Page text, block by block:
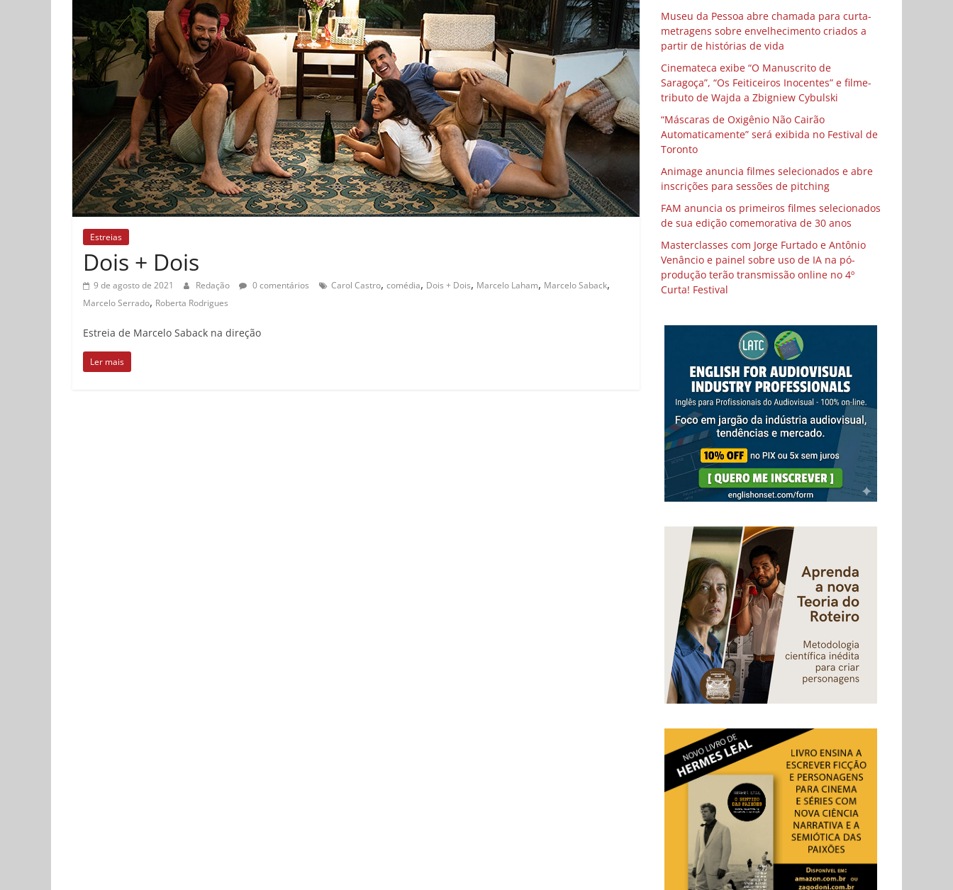
Estreias
Dois + Dois
9 de agosto de 2021 Redação 0 comentários Carol Castro, comédia, Dois + Dois, Marcelo Laham, Marcelo Saback,
Marcelo Serrado, Roberta Rodrigues
Estreia de Marcelo Saback na direção
Ler mais
Museu da Pessoa abre chamada para curta-
metragens sobre envelhecimento criados a
partir de histórias de vida
Cinemateca exibe “O Manuscrito de
Saragoça”, “Os Feiticeiros Inocentes” e filme-
tributo de Wajda a Zbigniew Cybulski
“Máscaras de Oxigênio Não Cairão
Automaticamente” será exibida no Festival de
Toronto
Animage anuncia filmes selecionados e abre
inscrições para sessões de pitching
FAM anuncia os primeiros filmes selecionados
de sua edição comemorativa de 30 anos
Masterclasses com Jorge Furtado e Antônio
Venâncio e painel sobre uso de IA na pó-
produção terão transmissão online no 4º
Curta! Festival